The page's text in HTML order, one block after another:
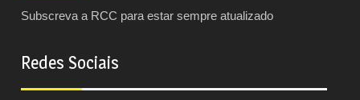
Subscreva a RCC para estar sempre atualizado
Redes Sociais